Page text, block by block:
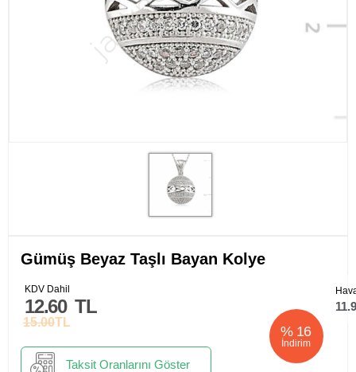
Gümüş Beyaz Taşlı Bayan Kolye
% 16
İndirim
15.00TL
12.60 TL
KDV Dahil
Taksit Oranlarını Göster